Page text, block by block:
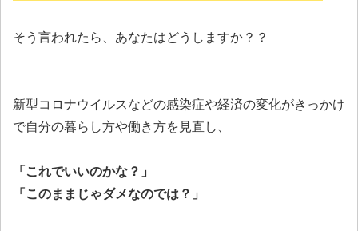
そう言われたら、あなたはどうしますか？？
新型コロナウイルスなどの感染症や経済の変化がきっかけ
で自分の暮らし方や働き方を見直し、
「これでいいのかな？」
「このままじゃダメなのでは？」